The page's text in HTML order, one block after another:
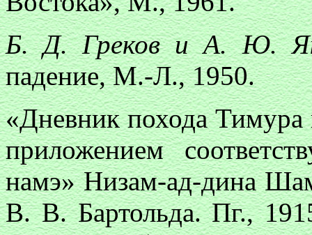
Б. Д. Греков и А. Ю.
падение, М.-Л., 1950.
«Дневник похода
приложением
намэ» Низам-ад-дина
В. В. Бартольда. Пг.,